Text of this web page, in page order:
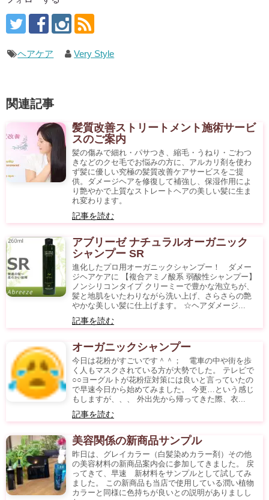
ヘアケア Very Style
関連記事
髪質改善ストリートメント施術サービ
スのご案内
髪の傷みで細れ・パサつき、縮毛・うねり・ごわつ
きなどのクセ毛でお悩みの方に、アルカリ剤を使わ
ず髪に優しい究極の髪質改善ケアサービスをご提
供。ダメージヘアを修復して補強し、保湿作用によ
り艶やかで上質なストレートヘアの美しい髪に生ま
れ変わります。
記事を読む
アブリーゼ ナチュラルオーガニック
シャンプー SR
進化したプロ用オーガニックシャンプー！ ダメー
ジヘアケアに 【複合アミノ酸系 弱酸性シャンプー】
ノンシリコンタイプ クリーミーで豊かな泡立ちが、
髪と地肌をいたわりながら洗い上げ、さらさらの艶
やかな美しい髪に仕上げます。 ☆ヘアダメージ...
記事を読む
オーガニックシャンプー
今日は花粉がすごいです＾＾； 電車の中や街を歩
く人もマスクされている方が大勢でした。 テレビで
○○ヨーグルトが花粉症対策には良いと言っていたの
で早速今日から始めてみました。 今更…という感じ
もしますが、、、 外出先から帰ってきた際、衣...
記事を読む
美容関係の新商品サンプル
昨日は、グレイカラー（白髪染めカラー剤）その他
の美容材料の新商品案内会に参加してきました。 戻
ってきて、早速 新材料をサンプルとして試してみ
ました。 この新商品も当店で使用している潤い植物
カラーと同様に色持ちが良いとの説明がありましし